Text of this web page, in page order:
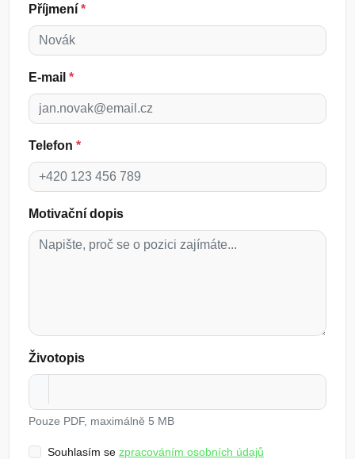
Příjmení *
E-mail *
Telefon *
Motivační dopis
Životopis
Pouze PDF, maximálně 5 MB
Souhlasím se zpracováním osobních údajů